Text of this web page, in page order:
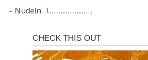
– Nudeln…!…………………….